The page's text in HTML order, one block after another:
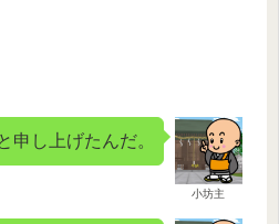
小坊主
申し上げたんだ。